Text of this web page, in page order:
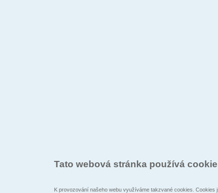
Tato webová stránka používá
K provozování našeho webu využíváme takzvané cookies.